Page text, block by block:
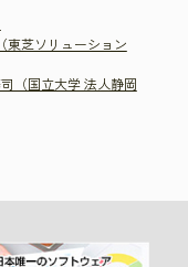
東芝ソリューション
（国立大学 法人静岡